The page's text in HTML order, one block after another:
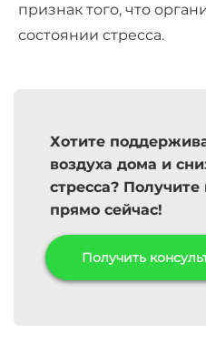
признак того, что
состоянии стресса.
Хотите
воздуха дома и
стресса? Получите
прямо сейчас!
Получить